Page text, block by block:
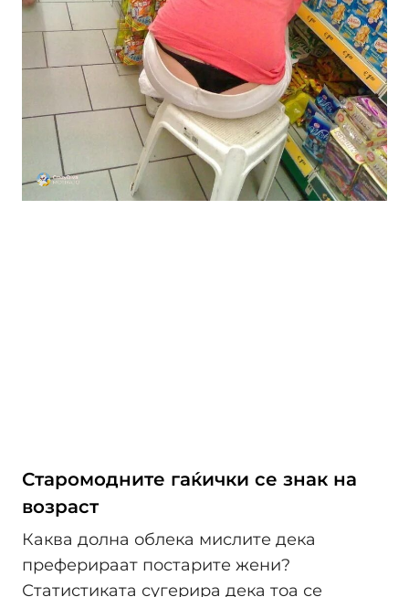
Старомодните гаќички се знак на
возраст
Каква долна облека мислите дека
преферираат постарите жени?
Статистиката сугерира дека тоа се